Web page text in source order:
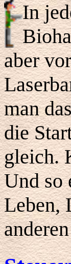
In
aber
man
die
gleich.
Und so
Leben,